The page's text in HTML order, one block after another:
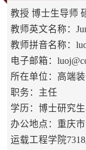
教授 博士生导师
教师英文名称：
教师拼音名称：
电子邮箱：
所在单位：高端
职务：主任
学历：博士研究
办公地点：重庆
运载工程学院7318